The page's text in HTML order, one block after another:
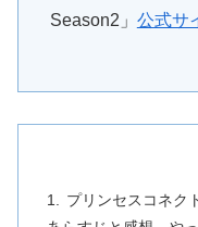
Season2」 公式サ
プリンセスコネク